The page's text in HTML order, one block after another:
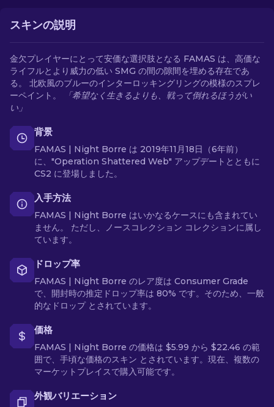
スキンの説明
金欠プレイヤーにとって安価な選択肢となる FAMAS は、高価な
ライフルとより威力の低い SMG の間の隙間を埋める存在であ
る。 北欧風のブルーのインターロッキングリングの模様のスプレ
ーペイント。
「希望なく生きるよりも、戦って倒れるほうがい
い」
背景
FAMAS | Night Borre は 2019年11月18日（6年前）
に、"Operation Shattered Web" アップデートとともに
CS2 に登場しました。
入手方法
FAMAS | Night Borre はいかなるケースにも含まれてい
ません。 ただし、ノースコレクション コレクションに属し
ています。
ドロップ率
FAMAS | Night Borre のレア度は Consumer Grade
で、開封時の推定ドロップ率は 80% です。そのため、一般
的なドロップ とされています。
価格
FAMAS | Night Borre の価格は $5.99 から $22.46 の範
囲で、手頃な価格のスキン とされています。現在、複数の
マーケットプレイスで購入可能です。
外観バリエーション